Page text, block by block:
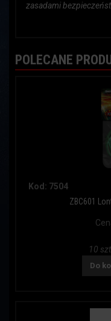
zasadami
POLECANE
Kod: 7504
ZBC601
10
Do